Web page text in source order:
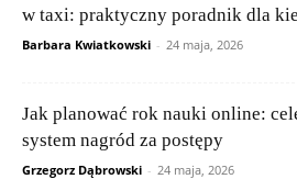
w taxi: praktyczny poradnik dla
Barbara Kwiatkowski - 24 maja, 2026
Jak planować rok nauki online:
system nagród za postępy
Grzegorz Dąbrowski - 24 maja, 2026